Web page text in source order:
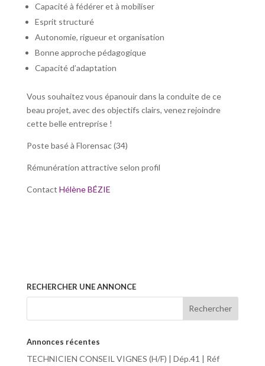
Capacité à fédérer et à mobiliser
Esprit structuré
Autonomie, rigueur et organisation
Bonne approche pédagogique
Capacité d’adaptation
Vous souhaitez vous épanouir dans la conduite de ce
beau projet, avec des objectifs clairs, venez rejoindre
cette belle entreprise !
Poste basé à Florensac (34)
Rémunération attractive selon profil
Contact Hélène BÉZIE
RECHERCHER UNE ANNONCE
Annonces récentes
TECHNICIEN CONSEIL VIGNES (H/F) | Dép.41 | Réf